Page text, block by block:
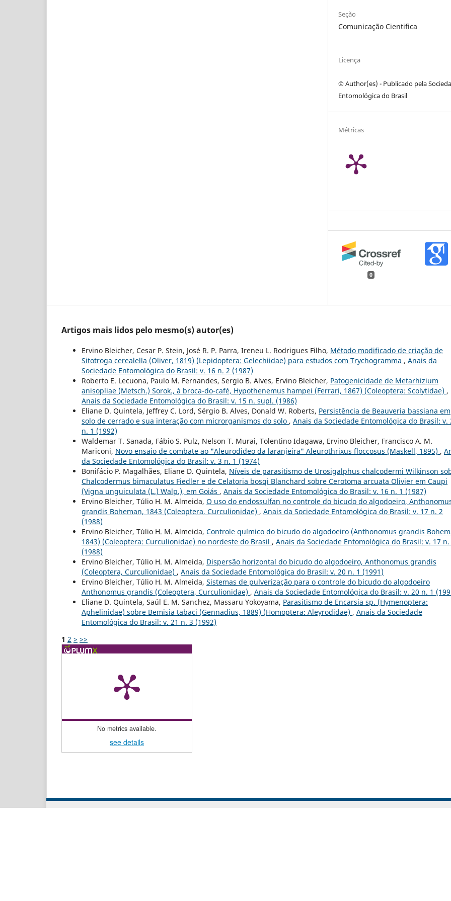
Seção
Comunicação Cientifica
Licença
© Author(es) - Publicado pela
Entomológica do Brasil
Métricas
0
Artigos mais lidos pelo mesmo(s) autor(es)
Ervino Bleicher, Cesar P. Stein, José R. P. Parra, Ireneu L. Rodrigues Filho, Método modificado de criação de
Sitotroga cerealella (Oliver, 1819) (Lepidoptera: Gelechiidae) para estudos com Trychogramma , Anais da
Sociedade Entomológica do Brasil: v. 16 n. 2 (1987)
Roberto E. Lecuona, Paulo M. Fernandes, Sergio B. Alves, Ervino Bleicher, Patogenicidade de Metarhizium
anisopliae (Metsch.) Sorok., à broca-do-café, Hypothenemus hampei (Ferrari, 1867) (Coleoptera: Scolytidae) ,
Anais da Sociedade Entomológica do Brasil: v. 15 n. supl. (1986)
Eliane D. Quintela, Jeffrey C. Lord, Sérgio B. Alves, Donald W. Roberts, Persistência de Beauveria bassiana em
solo de cerrado e sua interação com microrganismos do solo , Anais da Sociedade Entomológica do Brasil: v.
n. 1 (1992)
Waldemar T. Sanada, Fábio S. Pulz, Nelson T. Murai, Tolentino Idagawa, Ervino Bleicher, Francisco A. M.
Mariconi, Novo ensaio de combate ao "Aleurodideo da laranjeira" Aleurothrixus floccosus (Maskell, 1895) ,
da Sociedade Entomológica do Brasil: v. 3 n. 1 (1974)
Bonifácio P. Magalhães, Eliane D. Quintela, Níveis de parasitismo de Urosigalphus chalcodermi Wilkinson
Chalcodermus bimaculatus Fiedler e de Celatoria bosqi Blanchard sobre Cerotoma arcuata Olivier em Caupi
(Vigna unguiculata (L.) Walp.), em Goiás , Anais da Sociedade Entomológica do Brasil: v. 16 n. 1 (1987)
Ervino Bleicher, Túlio H. M. Almeida, O uso do endossulfan no controle do bicudo do algodoeiro,
grandis Boheman, 1843 (Coleoptera, Curculionidae) , Anais da Sociedade Entomológica do Brasil: v. 17 n. 2
(1988)
Ervino Bleicher, Túlio H. M. Almeida, Controle químico do bicudo do algodoeiro (Anthonomus grandis
1843) (Coleoptera: Curculionidae) no nordeste do Brasil , Anais da Sociedade Entomológica do Brasil: v. 17 n.
(1988)
Ervino Bleicher, Túlio H. M. Almeida, Dispersão horizontal do bicudo do algodoeiro, Anthonomus grandis
(Coleoptera, Curculionidae) , Anais da Sociedade Entomológica do Brasil: v. 20 n. 1 (1991)
Ervino Bleicher, Túlio H. M. Almeida, Sistemas de pulverização para o controle do bicudo do algodoeiro
Anthonomus grandis (Coleoptera, Curculionidae) , Anais da Sociedade Entomológica do Brasil: v. 20 n. 1
Eliane D. Quintela, Saúl E. M. Sanchez, Massaru Yokoyama, Parasitismo de Encarsia sp. (Hymenoptera:
Aphelinidae) sobre Bemisia tabaci (Gennadius, 1889) (Homoptera: Aleyrodidae) , Anais da Sociedade
Entomológica do Brasil: v. 21 n. 3 (1992)
1 2 > >>
No metrics available.
see details